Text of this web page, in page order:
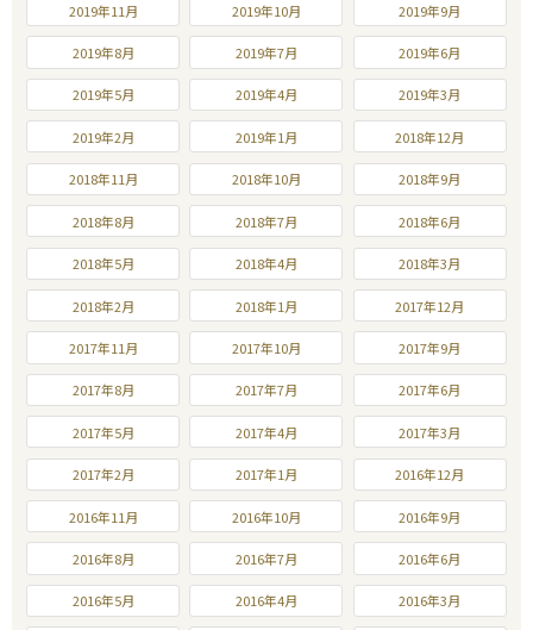
2019年11月 2019年10月 2019年9月
2019年8月 2019年7月 2019年6月
2019年5月 2019年4月 2019年3月
2019年2月 2019年1月 2018年12月
2018年11月 2018年10月 2018年9月
2018年8月 2018年7月 2018年6月
2018年5月 2018年4月 2018年3月
2018年2月 2018年1月 2017年12月
2017年11月 2017年10月 2017年9月
2017年8月 2017年7月 2017年6月
2017年5月 2017年4月 2017年3月
2017年2月 2017年1月 2016年12月
2016年11月 2016年10月 2016年9月
2016年8月 2016年7月 2016年6月
2016年5月 2016年4月 2016年3月